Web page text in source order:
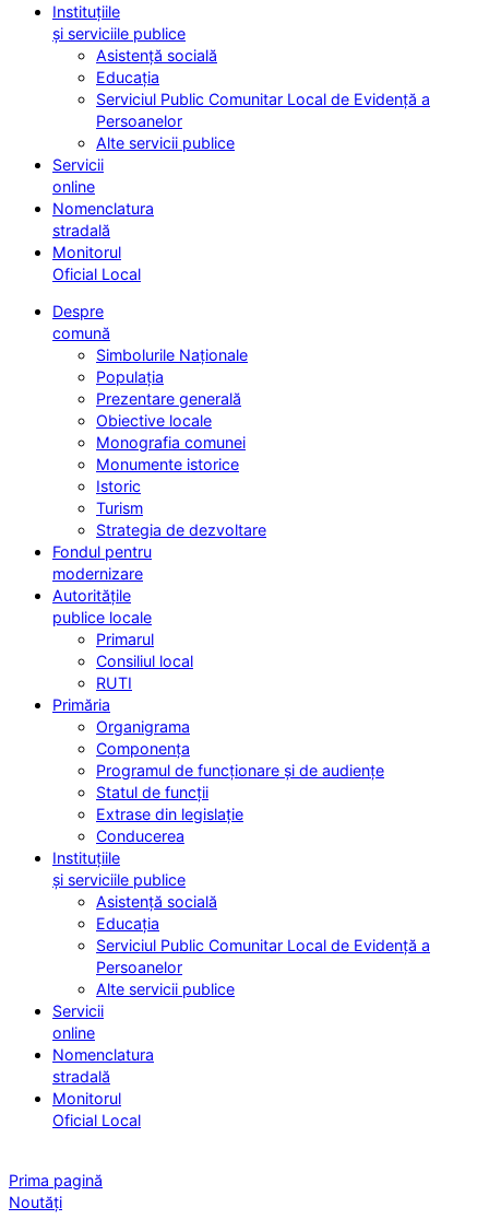
Instituțiile
și serviciile publice
Asistență socială
Educația
Serviciul Public Comunitar Local de Evidență a
Persoanelor
Alte servicii publice
Servicii
online
Nomenclatura
stradală
Monitorul
Oficial Local
Despre
comună
Simbolurile Naționale
Populația
Prezentare generală
Obiective locale
Monografia comunei
Monumente istorice
Istoric
Turism
Strategia de dezvoltare
Fondul pentru
modernizare
Autoritățile
publice locale
Primarul
Consiliul local
RUTI
Primăria
Organigrama
Componența
Programul de funcționare și de audiențe
Statul de funcții
Extrase din legislație
Conducerea
Instituțiile
și serviciile publice
Asistență socială
Educația
Serviciul Public Comunitar Local de Evidență a
Persoanelor
Alte servicii publice
Servicii
online
Nomenclatura
stradală
Monitorul
Oficial Local
Prima pagină
Noutăți